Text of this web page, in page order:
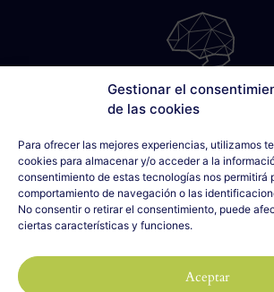
Gestionar el
de las cookies
Para ofrecer las mejores experiencias, utilizamos
cookies para almacenar y/o acceder a la
consentimiento de estas tecnologías nos permitirá
comportamiento de navegación o las
No consentir o retirar el consentimiento, puede
ciertas características y funciones.
Aceptar
SÁBILIS
33007 Oviedo,
635 990 154
info@sabilis.com
Aviso Legal y Política de
Política de Cookies
2023 SÁBILIS - Todos los derechos